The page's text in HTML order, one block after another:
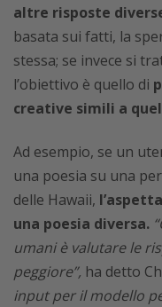
altre risposte
basata sui fatti, la
stessa; se invece si
l’obiettivo è quello di
creative simili a
Ad esempio, se un
una poesia su una
delle Hawaii,
una poesia diversa.
umani è valutare le
peggiore”, ha detto
input per il modello